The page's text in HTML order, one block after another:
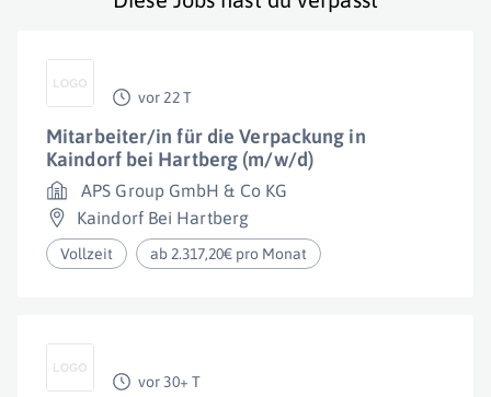
vor 22 T
Mitarbeiter/in für die Verpackung in
Kaindorf bei Hartberg (m/w/d)
APS Group GmbH & Co KG
Kaindorf Bei Hartberg
Vollzeit ab 2.317,20€ pro Monat
vor 30+ T